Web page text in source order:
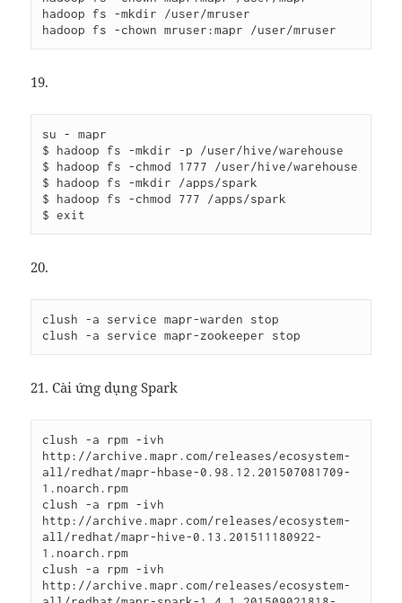
hadoop fs -mkdir /user/mruser
19.
su - mapr
$ hadoop fs -mkdir -p /user/hive/warehouse
$ hadoop fs -chmod 1777 /user/hive/warehouse
$ hadoop fs -mkdir /apps/spark
$ hadoop fs -chmod 777 /apps/spark
20.
clush -a service mapr-warden stop
21. Cài ứng dụng Spark
clush -a rpm -ivh
http://archive.mapr.com/releases/ecosystem-
all/redhat/mapr-hbase-0.98.12.201507081709-
1.noarch.rpm
clush -a rpm -ivh
http://archive.mapr.com/releases/ecosystem-
all/redhat/mapr-hive-0.13.201511180922-
1.noarch.rpm
clush -a rpm -ivh
http://archive.mapr.com/releases/ecosystem-